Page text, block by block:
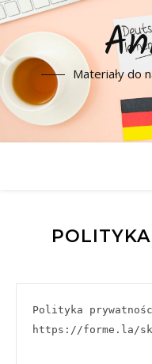
Materiały do
Polityka
https://forme.la/